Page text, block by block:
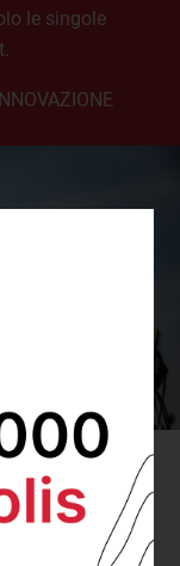
le singole
estensione da
e ortografica,
biologica. Un